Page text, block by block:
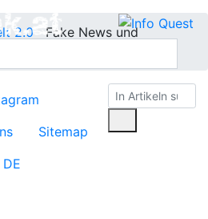
2.0
Fake News und
Sitemap
DE